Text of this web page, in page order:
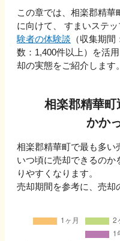
この章では、 相楽郡精華
に向けて、 すまいステ
験者の体験談 （収集期
数： 1,400件以上）を活用
却の実態をご紹介します。
相楽郡精華町
かか
相楽郡精華町で最も多い
いつ頃に売却できるのか
りやすくなります。
売却期間を参考に、売却